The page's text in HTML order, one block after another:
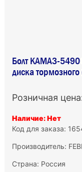
Болт КАМАЗ-5490
диска
Розничная
Наличие: Нет
Код для заказа:
Производитель: FEBI
Страна: Россия